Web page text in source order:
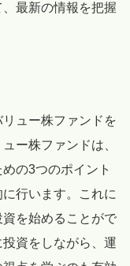
最新の情報を把握
ュー株ファンドを
ー株ファンドは、
の3つのポイント
行います。これに
を始めることがで
資をしながら、運